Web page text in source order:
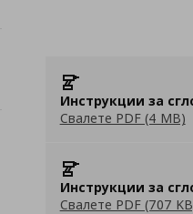
Инструкции за
Свалете PDF (4 MB)
Инструкции за
Свалете PDF (707